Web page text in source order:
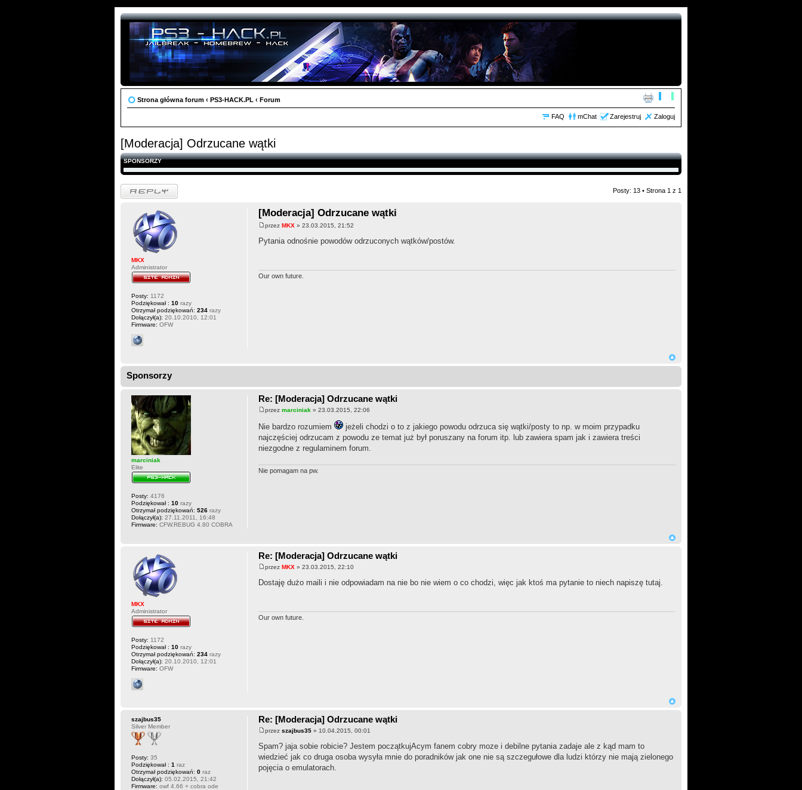
Strona główna forum ‹ PS3-HACK.PL ‹ Forum
FAQ mChat Zarejestruj Zaloguj
[Moderacja] Odrzucane wątki
SPONSORZY
Odpowiedz Posty: 13 • Strona 1 z 1
[Moderacja] Odrzucane wątki
przez MKX» 23.03.2015, 21:52
Pytania odnośnie powodów odrzuconych wątków/postów.
Our own future.
MKX
Administrator
Posty: 1172
Podziękował : 10 razy
Otrzymał podziękowań: 234 razy
Dołączył(a): 20.10.2010, 12:01
Firmware: OFW
Sponsorzy
Re: [Moderacja] Odrzucane wątki
przez marciniak » 23.03.2015, 22:06
Nie bardzo rozumiem
jeżeli chodzi o to z jakiego powodu odrzuca się wątki/posty to np. w moim przypadku
najczęściej odrzucam z powodu ze temat już był poruszany na forum itp. lub zawiera spam jak i zawiera treści
niezgodne z regulaminem forum.
Nie pomagam na pw.
marciniak
Elite
Posty: 4176
Podziękował : 10 razy
Otrzymał podziękowań: 526 razy
Dołączył(a): 27.11.2011, 16:48
Firmware: CFW.REBUG 4.80 COBRA
Re: [Moderacja] Odrzucane wątki
przez MKX» 23.03.2015, 22:10
Dostaję dużo maili i nie odpowiadam na nie bo nie wiem o co chodzi, więc jak ktoś ma pytanie to niech napiszę tutaj.
Our own future.
MKX
Administrator
Posty: 1172
Podziękował : 10 razy
Otrzymał podziękowań: 234 razy
Dołączył(a): 20.10.2010, 12:01
Firmware: OFW
Re: [Moderacja] Odrzucane wątki
przez szajbus35» 10.04.2015, 00:01
Spam? jaja sobie robicie? Jestem początkujAcym fanem cobry moze i debilne pytania zadaje ale z kąd mam to
wiedzieć jak co druga osoba wysyła mnie do poradników jak one nie są szczegułowe dla ludzi którzy nie mają zielonego
pojęcia o emulatorach.
szajbus35
Silver Member
Posty: 35
Podziękował : 1 raz
Otrzymał podziękowań: 0 raz
Dołączył(a): 05.02.2015, 21:42
Firmware: owf 4.66 + cobra ode